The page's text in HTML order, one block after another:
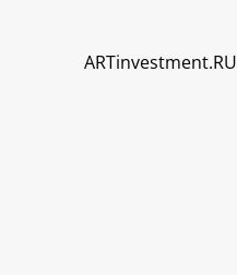
ARTinvestment.RU